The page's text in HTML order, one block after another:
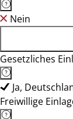
Nein
Gesetzliches
Ja,
Freiwillige